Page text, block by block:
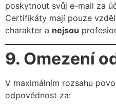
poskytnout svůj e-mail za
Certifikáty mají pouze
charakter a nejsou
9. Omezení
V maximálním rozsahu
odpovědnost za: